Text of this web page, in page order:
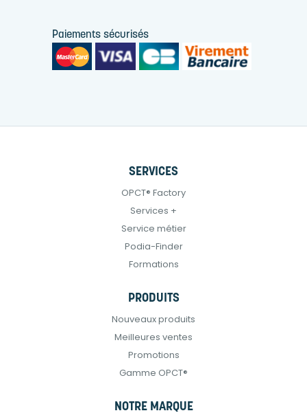
Paiements sécurisés
SERVICES
OPCT® Factory
Services +
Service métier
Podia-Finder
Formations
PRODUITS
Nouveaux produits
Meilleures ventes
Promotions
Gamme OPCT®
NOTRE MARQUE